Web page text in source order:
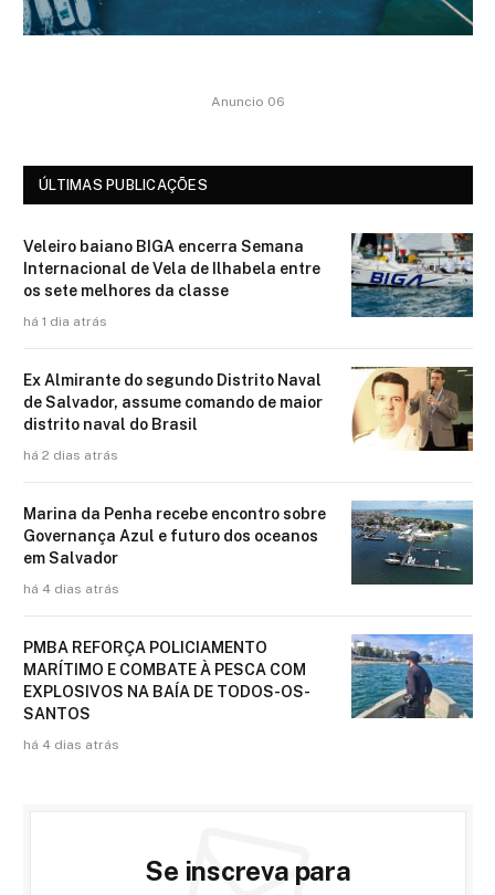
Anuncio 06
ÚLTIMAS PUBLICAÇÕES
Veleiro baiano BIGA encerra Semana
Internacional de Vela de Ilhabela entre
os sete melhores da classe
há 1 dia atrás
Ex Almirante do segundo Distrito Naval
de Salvador, assume comando de maior
distrito naval do Brasil
há 2 dias atrás
Marina da Penha recebe encontro sobre
Governança Azul e futuro dos oceanos
em Salvador
há 4 dias atrás
PMBA REFORÇA POLICIAMENTO
MARÍTIMO E COMBATE À PESCA COM
EXPLOSIVOS NA BAÍA DE TODOS-OS-
SANTOS
há 4 dias atrás
Se inscreva para